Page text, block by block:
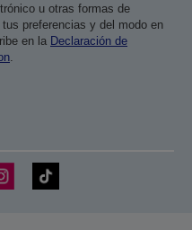
u otras formas de
preferencias y del modo en
en la Declaración de